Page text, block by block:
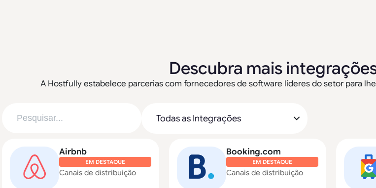
Descubra mais
A Hostfully estabelece parcerias com fornecedores de software líderes do setor para
Airbnb
EM DESTAQUE
Canais de distribuição
Booking.com
EM DESTAQUE
Canais de distribuição